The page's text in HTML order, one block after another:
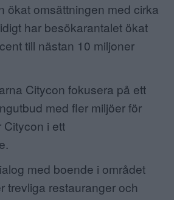
ökat omsättningen med cirka
har besökarantalet ökat
till nästan 10 miljoner
Citycon fokusera på ett
med fler miljöer för
i ett
med boende i området
trevliga restauranger och